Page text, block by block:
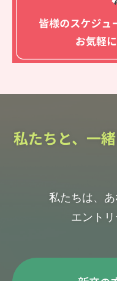
私たちと、一
私たちは、あ
エントリ